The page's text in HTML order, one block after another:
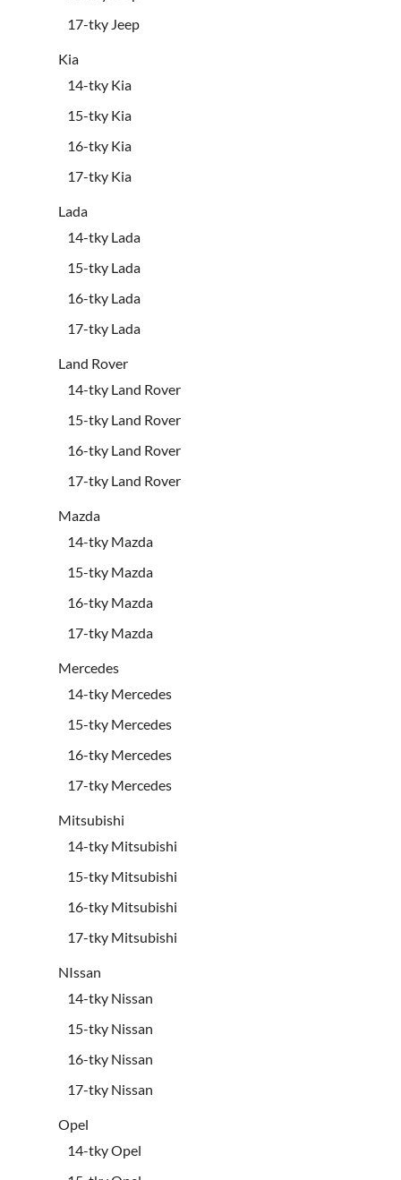
17-tky Jeep
Kia
14-tky Kia
15-tky Kia
16-tky Kia
17-tky Kia
Lada
14-tky Lada
15-tky Lada
16-tky Lada
17-tky Lada
Land Rover
14-tky Land Rover
15-tky Land Rover
16-tky Land Rover
17-tky Land Rover
Mazda
14-tky Mazda
15-tky Mazda
16-tky Mazda
17-tky Mazda
Mercedes
14-tky Mercedes
15-tky Mercedes
16-tky Mercedes
17-tky Mercedes
Mitsubishi
14-tky Mitsubishi
15-tky Mitsubishi
16-tky Mitsubishi
17-tky Mitsubishi
NIssan
14-tky Nissan
15-tky Nissan
16-tky Nissan
17-tky Nissan
Opel
14-tky Opel